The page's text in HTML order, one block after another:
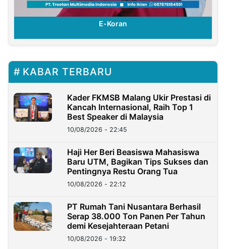
KABAR TERBARU
Kader FKMSB Malang Ukir Prestasi di
Kancah Internasional, Raih Top 1
Best Speaker di Malaysia
10/08/2026 - 22:45
Haji Her Beri Beasiswa Mahasiswa
Baru UTM, Bagikan Tips Sukses dan
Pentingnya Restu Orang Tua
10/08/2026 - 22:12
PT Rumah Tani Nusantara Berhasil
Serap 38.000 Ton Panen Per Tahun
demi Kesejahteraan Petani
10/08/2026 - 19:32